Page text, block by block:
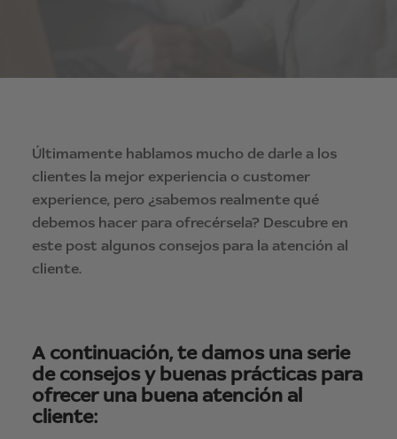
Últimamente hablamos mucho de darle a los
clientes la mejor experiencia o customer
experience, pero ¿sabemos realmente qué
debemos hacer para ofrecérsela? Descubre en
este post algunos consejos para la atención al
cliente.
A continuación, te damos una serie
de consejos y buenas prácticas para
ofrecer una buena atención al
cliente: